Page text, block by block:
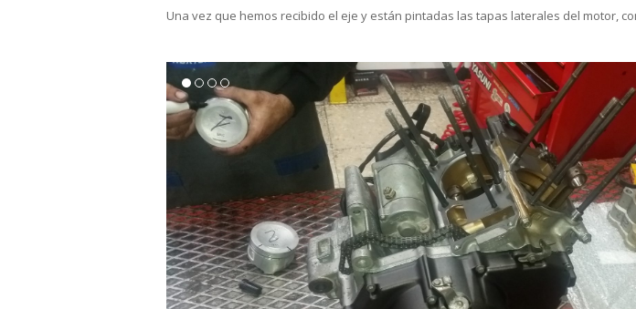
Una vez que hemos recibido el eje y están pintadas las tapas laterales del motor,